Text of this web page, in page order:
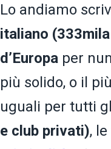
Lo andiamo
italiano
d’Europa per
più solido, o il
uguali per tutti
e club privati),